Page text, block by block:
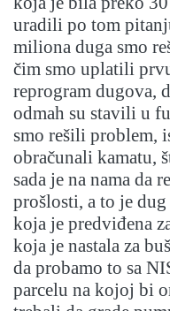
uradili po tom
miliona duga smo
čim smo uplatili
reprogram dugova,
odmah su stavili u
smo rešili problem,
obračunali kamatu,
sada je na nama da
prošlosti, a to je
koja je predviđena
koja je nastala za
da probamo to sa
parcelu na kojoj bi